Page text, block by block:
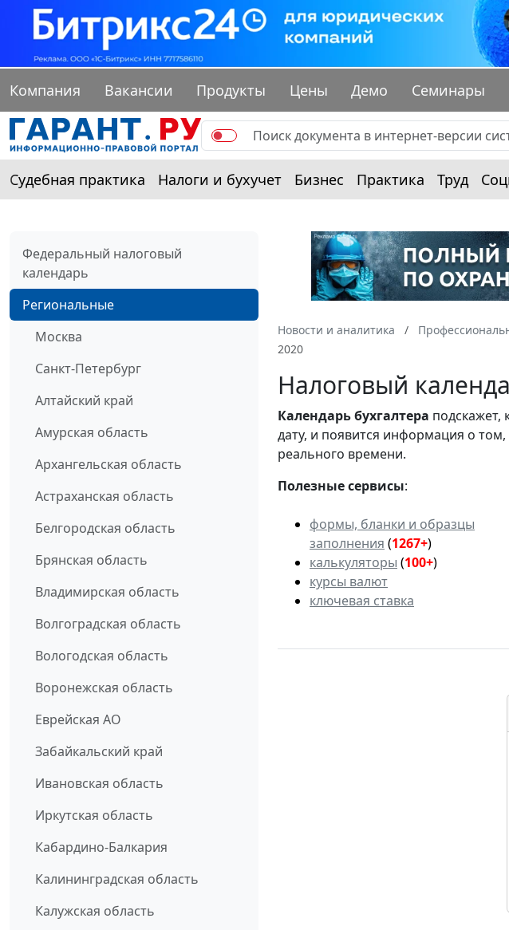
Компания Вакансии Продукты Цены Демо Семинары
Судебная практика Налоги и бухучет Бизнес Практика Труд
Федеральный налоговый
календарь
Региональные
Москва
Санкт-Петербург
Алтайский край
Амурская область
Архангельская область
Астраханская область
Белгородская область
Брянская область
Владимирская область
Волгоградская область
Вологодская область
Воронежская область
Еврейская АО
Забайкальский край
Ивановская область
Иркутская область
Кабардино-Балкария
Калининградская область
Калужская область
Новости и аналитика
2020
Налоговый
Календарьбухгалтера
дату, и появится информация о
реального времени.
Полезные сервисы:
формы, бланки и образцы
заполнения (1267+)
калькуляторы (100+)
курсы валют
ключевая ставка